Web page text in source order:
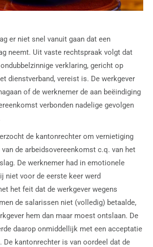
er niet snel vanuit gaan dat een
neemt. Uit vaste rechtspraak volgt dat
verklaring, gericht op
dienstverband, vereist is. De werkgever
of de werknemer de aan beëindiging
verbonden nadelige gevolgen
de kantonrechter om vernietiging
van de arbeidsovereenkomst c.q. van het
De werknemer had in emotionele
niet voor de eerste keer werd
het feit dat de werkgever wegens
de salarissen niet (volledig) betaalde,
hem dan maar moest ontslaan. De
daarop onmiddellijk met een acceptatie
De kantonrechter is van oordeel dat de